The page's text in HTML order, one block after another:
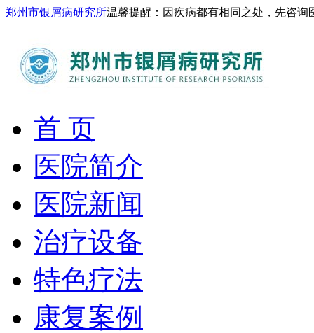
郑州市银屑病研究所温馨提醒：因疾病都有相同之处，先咨
首 页
医院简介
医院新闻
治疗设备
特色疗法
康复案例